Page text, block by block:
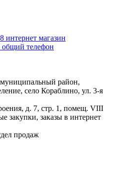
интернет магазин
общий телефон
муниципальный район,
село Кораблино, ул. 3-я
д. 7, стр. 1, помещ. VIII
закупки, заказы в интернет
продаж